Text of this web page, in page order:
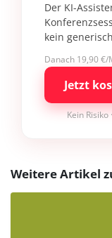
Der KI-
kein
Danach 19,90 €/
Jetzt
Kein
Weitere Artikel